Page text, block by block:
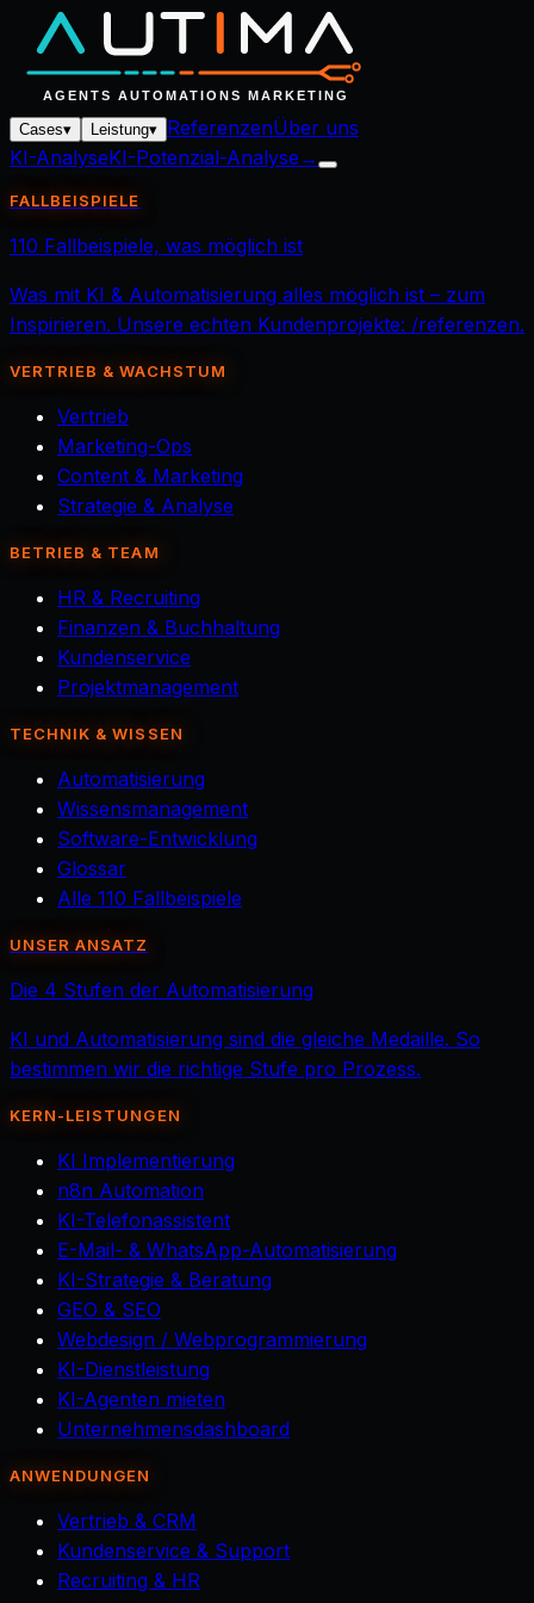
Cases▾ Leistung▾ ReferenzenÜber uns
KI-AnalyseKI-Potenzial-Analyse →
FALLBEISPIELE
110 Fallbeispiele, was möglich ist
Was mit KI & Automatisierung alles möglich ist – zum
Inspirieren. Unsere echten Kundenprojekte: /referenzen.
VERTRIEB & WACHSTUM
Vertrieb
Marketing-Ops
Content & Marketing
Strategie & Analyse
BETRIEB & TEAM
HR & Recruiting
Finanzen & Buchhaltung
Kundenservice
Projektmanagement
TECHNIK & WISSEN
Automatisierung
Wissensmanagement
Software-Entwicklung
Glossar
Alle 110 Fallbeispiele
UNSER ANSATZ
Die 4 Stufen der Automatisierung
KI und Automatisierung sind die gleiche Medaille. So
bestimmen wir die richtige Stufe pro Prozess.
KERN-LEISTUNGEN
KI Implementierung
n8n Automation
KI-Telefonassistent
E-Mail- & WhatsApp-Automatisierung
KI-Strategie & Beratung
GEO & SEO
Webdesign / Webprogrammierung
KI-Dienstleistung
KI-Agenten mieten
Unternehmensdashboard
ANWENDUNGEN
Vertrieb & CRM
Kundenservice & Support
Recruiting & HR